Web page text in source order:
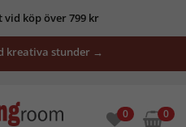
köp över 799 kr
kreativa stunder →
0 0